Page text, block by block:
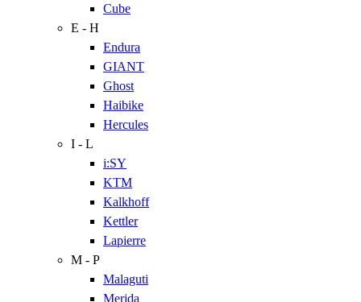
Cube
E - H
Endura
GIANT
Ghost
Haibike
Hercules
I - L
i:SY
KTM
Kalkhoff
Kettler
Lapierre
M - P
Malaguti
Merida